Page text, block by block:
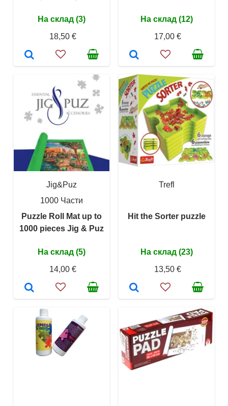
На склад (3)
18,50 €
На склад (12)
17,00 €
Jig&Puz
1000 Части
Puzzle Roll Mat up to
1000 pieces Jig & Puz
На склад (5)
14,00 €
Trefl
Hit the Sorter puzzle
На склад (23)
13,50 €